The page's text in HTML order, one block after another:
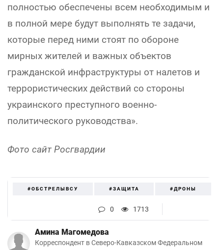
полностью обеспечены всем необходимым и
в полной мере будут выполнять те задачи,
которые перед ними стоят по обороне
мирных жителей и важных объектов
гражданской инфраструктуры от налетов и
террористических действий со стороны
украинского преступного военно-
политического руководства».
Фото сайт Росгвардии
#ОБСТРЕЛЫВСУ #ЗАЩИТА #ДРОНЫ
0 1713
Амина Магомедова
Корреспондент в Северо-Кавказском Федеральном